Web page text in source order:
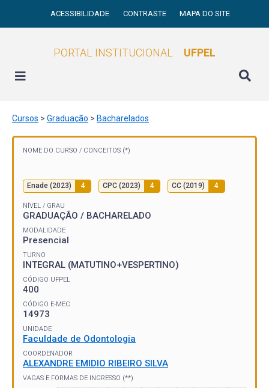
ACESSIBILIDADE CONTRASTE MAPA DO SITE
PORTAL INSTITUCIONAL UFPEL
Cursos > Graduação > Bacharelados
NOME DO CURSO / CONCEITOS (*)
Enade (2023) 4 CPC (2023) 4 CC (2019) 4
NÍVEL / GRAU
GRADUAÇÃO / BACHARELADO
MODALIDADE
Presencial
TURNO
INTEGRAL (MATUTINO+VESPERTINO)
CÓDIGO UFPEL
400
CÓDIGO E-MEC
14973
UNIDADE
Faculdade de Odontologia
COORDENADOR
ALEXANDRE EMIDIO RIBEIRO SILVA
VAGAS E FORMAS DE INGRESSO (**)